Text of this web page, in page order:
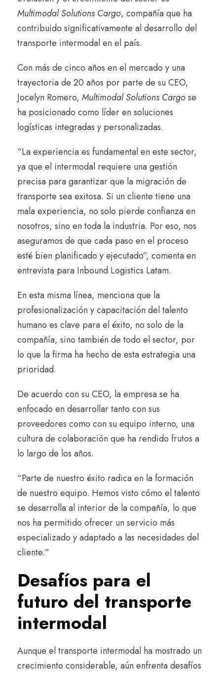
Multimodal Solutions Cargo, compañía que ha
contribuido significativamente al desarrollo del
transporte intermodal en el país.
Con más de cinco años en el mercado y una
trayectoria de 20 años por parte de su CEO,
Jocelyn Romero, Multimodal Solutions Cargose
ha posicionado como líder en soluciones
logísticas integradas y personalizadas.
“La experiencia es fundamental en este sector,
ya que el intermodal requiere una gestión
precisa para garantizar que la migración de
transporte sea exitosa. Si un cliente tiene una
mala experiencia, no solo pierde confianza en
nosotros, sino en toda la industria. Por eso, nos
aseguramos de que cada paso en el proceso
esté bien planificado y ejecutado”, comenta en
entrevista para Inbound Logistics Latam.
En esta misma línea, menciona que la
profesionalización y capacitación del talento
humano es clave para el éxito, no solo de la
compañía, sino también de todo el sector, por
lo que la firma ha hecho de esta estrategia una
prioridad.
De acuerdo con su CEO, la empresa se ha
enfocado en desarrollar tanto con sus
proveedores como con su equipo interno, una
cultura de colaboración que ha rendido frutos a
lo largo de los años.
“Parte de nuestro éxito radica en la formación
de nuestro equipo. Hemos visto cómo el talento
se desarrolla al interior de la compañía, lo que
nos ha permitido ofrecer un servicio más
especializado y adaptado a las necesidades del
cliente.”
Desafíos para el
futuro del transporte
intermodal
Aunque el transporte intermodal ha mostrado un
crecimiento considerable, aún enfrenta desafíos